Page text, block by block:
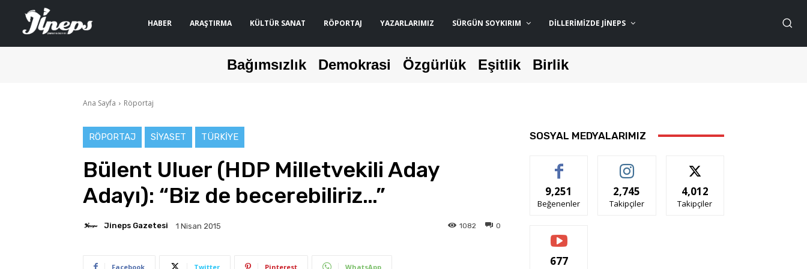
HABER ARAŞTIRMA KÜLTÜR SANAT RÖPORTAJ YAZARLARIMIZ SÜRGÜN SOYKIRIM DILLERIMIZDE JİNEPS
Bağımsızlık Demokrasi Özgürlük Eşitlik Birlik
Ana Sayfa Röportaj
RÖPORTAJ SIYASET TÜRKIYE
Bülent Uluer (HDP Milletvekili Aday
Adayı): “Biz de becerebiliriz…”
Jineps Gazetesi 1 Nisan 2015 0
1082
Facebook Twitter Pinterest WhatsApp
SOSYAL MEDYALARIMIZ
9,251
Beğenenler
2,745
Takipçiler
4,012
Takipçiler
677